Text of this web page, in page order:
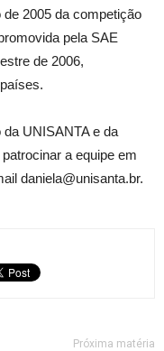
2005 da competição
pela SAE
de 2006,
da UNISANTA e da
a equipe em
daniela@unisanta.br.
Próxima matéria